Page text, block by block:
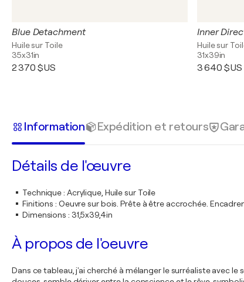
Blue Detachment
Huile sur Toile
35x31in
2 370 $US
Inner
Huile sur
31x39in
3 640 $US
Information Expédition et retours
Détails de l'œuvre
Technique: Acrylique, Huile sur Toile
Finitions : Oeuvre sur bois. Prête à être accrochée.
Dimensions : 31,5x39,4in
À propos de l'oeuvre
Dans ce tableau, j'ai cherché à mélanger le surréaliste avec